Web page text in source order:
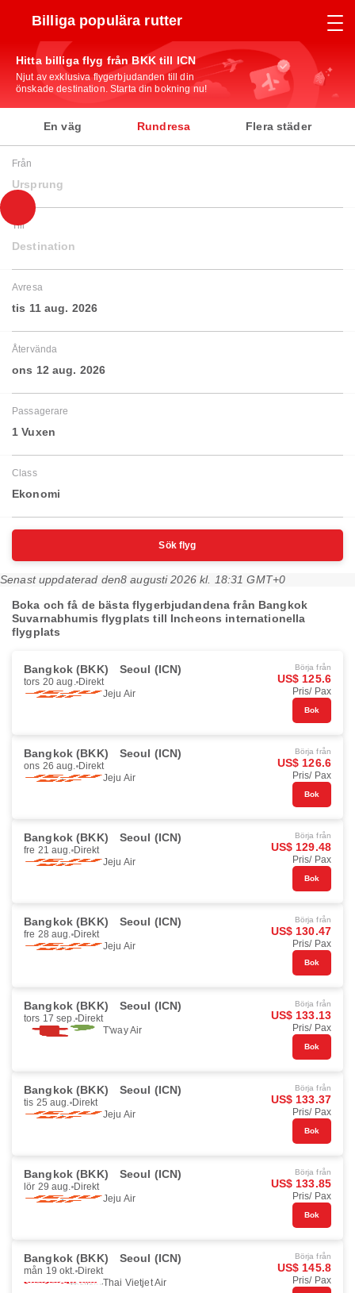
Billiga populära rutter
Hitta billiga flyg från BKK till ICN
Njut av exklusiva flygerbjudanden till din
önskade destination. Starta din bokning nu!
En väg Rundresa Flera städer
Från
Ursprung
Till
Destination
Avresa
tis 11 aug. 2026
Återvända
ons 12 aug. 2026
Passagerare
1 Vuxen
Class
Ekonomi
Sök flyg
Senast uppdaterad den8 augusti 2026 kl. 18:31 GMT+0
Boka och få de bästa flygerbjudandena från Bangkok
Suvarnabhumis flygplats till Incheons internationella
flygplats
Bangkok (BKK) Seoul (ICN)
tors 20 aug. Direkt
Jeju Air
Börja från
US$ 125.6
Pris/ Pax
Bok
Bangkok (BKK) Seoul (ICN)
ons 26 aug. Direkt
Jeju Air
Börja från
US$ 126.6
Pris/ Pax
Bok
Bangkok (BKK) Seoul (ICN)
fre 21 aug. Direkt
Jeju Air
Börja från
US$ 129.48
Pris/ Pax
Bok
Bangkok (BKK) Seoul (ICN)
fre 28 aug. Direkt
Jeju Air
Börja från
US$ 130.47
Pris/ Pax
Bok
Bangkok (BKK) Seoul (ICN)
tors 17 sep. Direkt
T'way Air
Börja från
US$ 133.13
Pris/ Pax
Bok
Bangkok (BKK) Seoul (ICN)
tis 25 aug. Direkt
Jeju Air
Börja från
US$ 133.37
Pris/ Pax
Bok
Bangkok (BKK) Seoul (ICN)
lör 29 aug. Direkt
Jeju Air
Börja från
US$ 133.85
Pris/ Pax
Bok
Bangkok (BKK) Seoul (ICN)
mån 19 okt. Direkt
Thai Vietjet Air
Börja från
US$ 145.8
Pris/ Pax